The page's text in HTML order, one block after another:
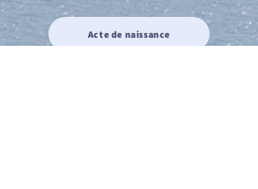
Acte de naissance